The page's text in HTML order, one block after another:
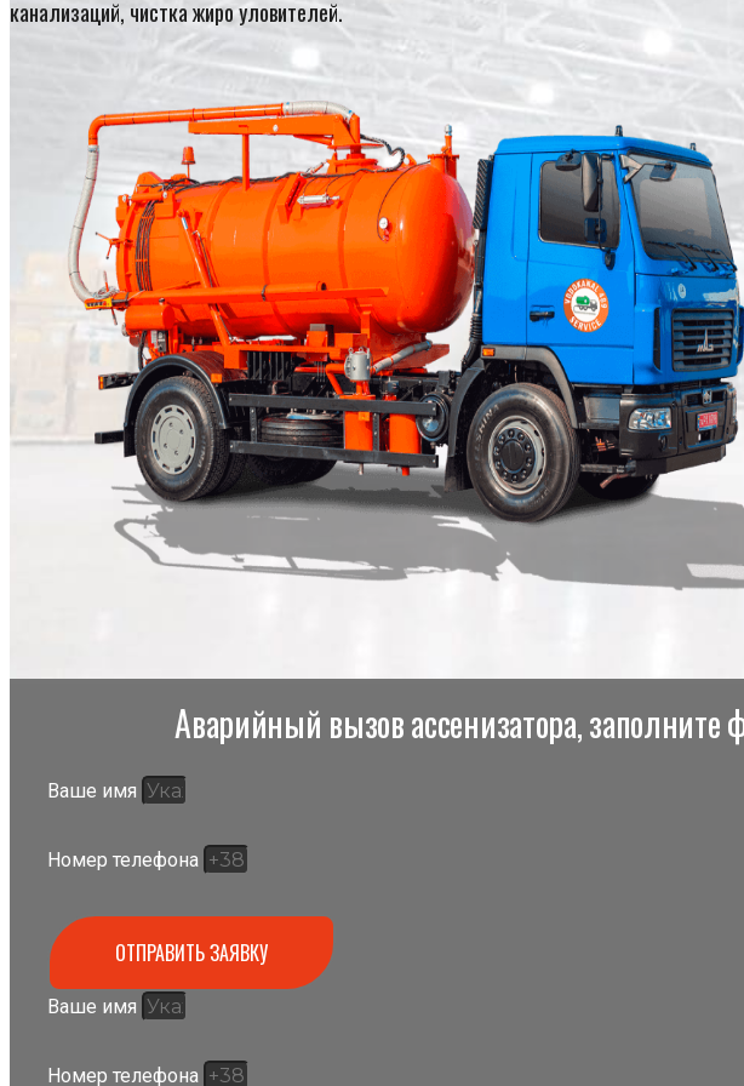
канализаций, чистка жиро уловителей.
Аварийный вызов ассенизатора,
Ваше имя
Номер телефона
ОТПРАВИТЬ ЗАЯВКУ
Ваше имя
Номер телефона